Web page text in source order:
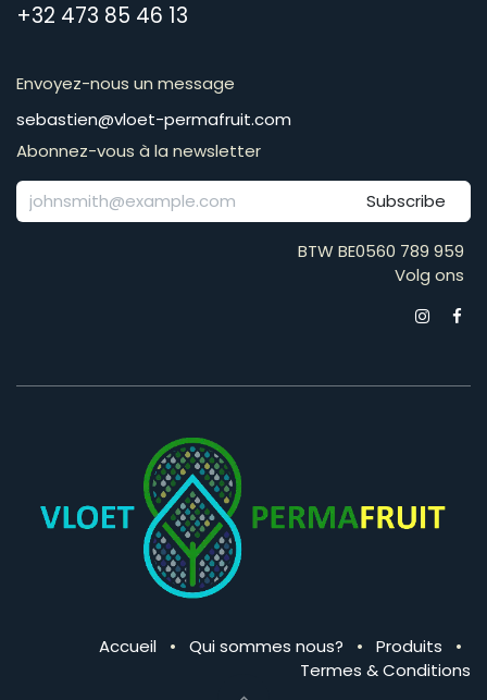
​​​​​​​​​​​​​​​​​​​​​​​+​3​2​ ​4​7​3​ ​8​5​ ​4​6​ ​1​3
Envoyez-nous un message
​​​​​​​​​​​​​​​​​​​​​​​​​​​​s​e​b​a​s​t​i​e​n​@​v​l​o​e​t​-​p​e​r​m​a​f​r​u​it​.​c​o​m
Abonnez-vous à la newsletter
Subscribe
BTW BE0560 789 959
Volg ons
Accueil • Qui sommes nous? • Produits
•
Termes & Conditions